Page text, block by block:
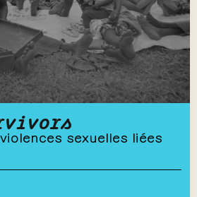
sexuelles liées